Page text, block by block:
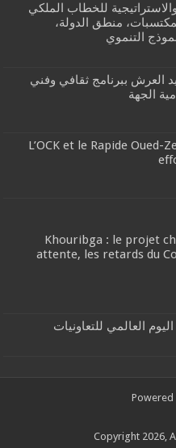
للخطاب الملكي
منطق الدولة،
التنموي
العرش ببرنامج ثقافي وفني
الجهة
L’OCK et le Rapide Oued-
Khouribga : le projet
attente, les retards du
العالمي للتعاونيات
Powered